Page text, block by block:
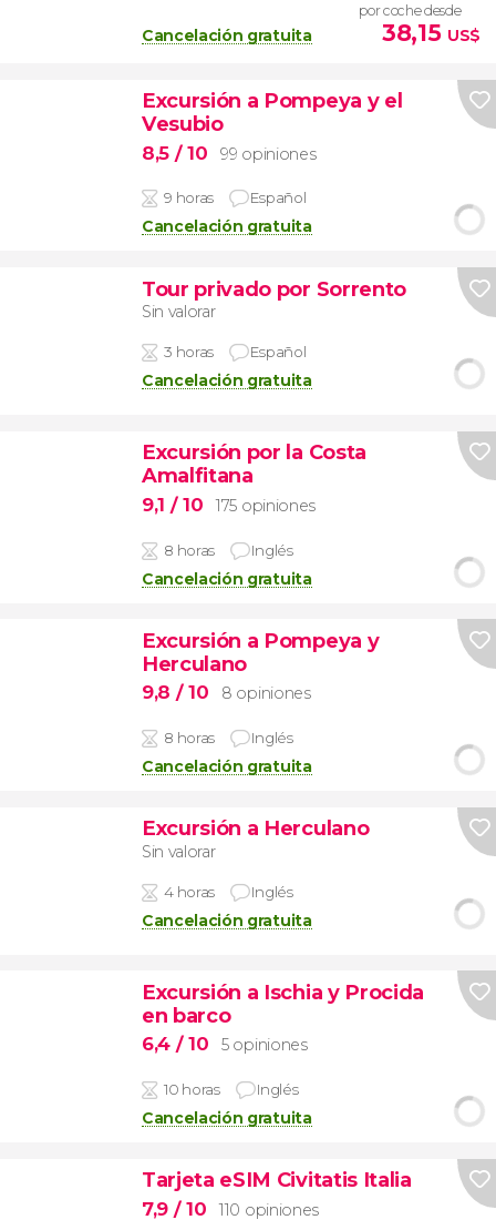
Cancelación gratuita
por coche desde
38,15 US$
Excursión a Pompeya y el
Vesubio
8,5 / 10 99 opiniones
9 horas Español
Cancelación gratuita
Tour privado por Sorrento
Sin valorar
3 horas Español
Cancelación gratuita
Excursión por la Costa
Amalfitana
9,1 / 10 175 opiniones
8 horas Inglés
Cancelación gratuita
Excursión a Pompeya y
Herculano
9,8 / 10 8 opiniones
8 horas Inglés
Cancelación gratuita
Excursión a Herculano
Sin valorar
4 horas Inglés
Cancelación gratuita
Excursión a Ischia y Procida
en barco
6,4 / 10 5 opiniones
10 horas Inglés
Cancelación gratuita
Tarjeta eSIM Civitatis Italia
7,9 / 10 110 opiniones